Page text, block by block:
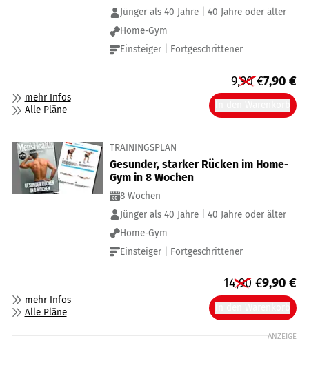
Jünger als 40 Jahre | 40 Jahre oder älter
Home-Gym
Einsteiger | Fortgeschrittener
mehr Infos
Alle Pläne
9,90€7,90 €
TRAININGSPLAN
Gesunder, starker Rücken im Home-
Gym in 8 Wochen
8 Wochen
Jünger als 40 Jahre | 40 Jahre oder älter
Home-Gym
Einsteiger | Fortgeschrittener
mehr Infos
Alle Pläne
14,90 €9,90 €
ANZEIGE